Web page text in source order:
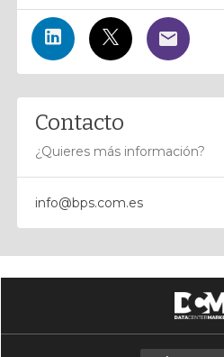
Contacto
¿Quieres más información?
info@bps.com.es